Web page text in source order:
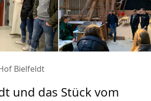
Bielfeldt
und das Stück vom